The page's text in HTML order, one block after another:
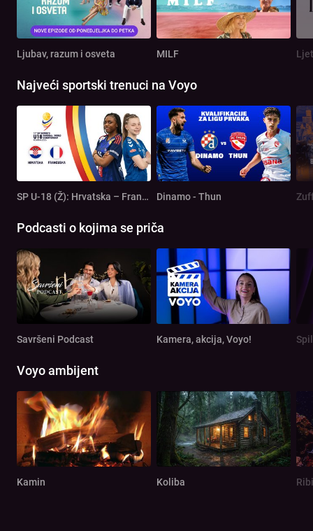
Ljubav, razum i osveta MILF
Najveći sportski trenuci na Voyo
SP U-18 (Ž): Hrvatska – Francuska Dinamo - Thun
Podcasti o kojima se priča
Savršeni Podcast Kamera, akcija, Voyo!
Voyo ambijent
Kamin Koliba